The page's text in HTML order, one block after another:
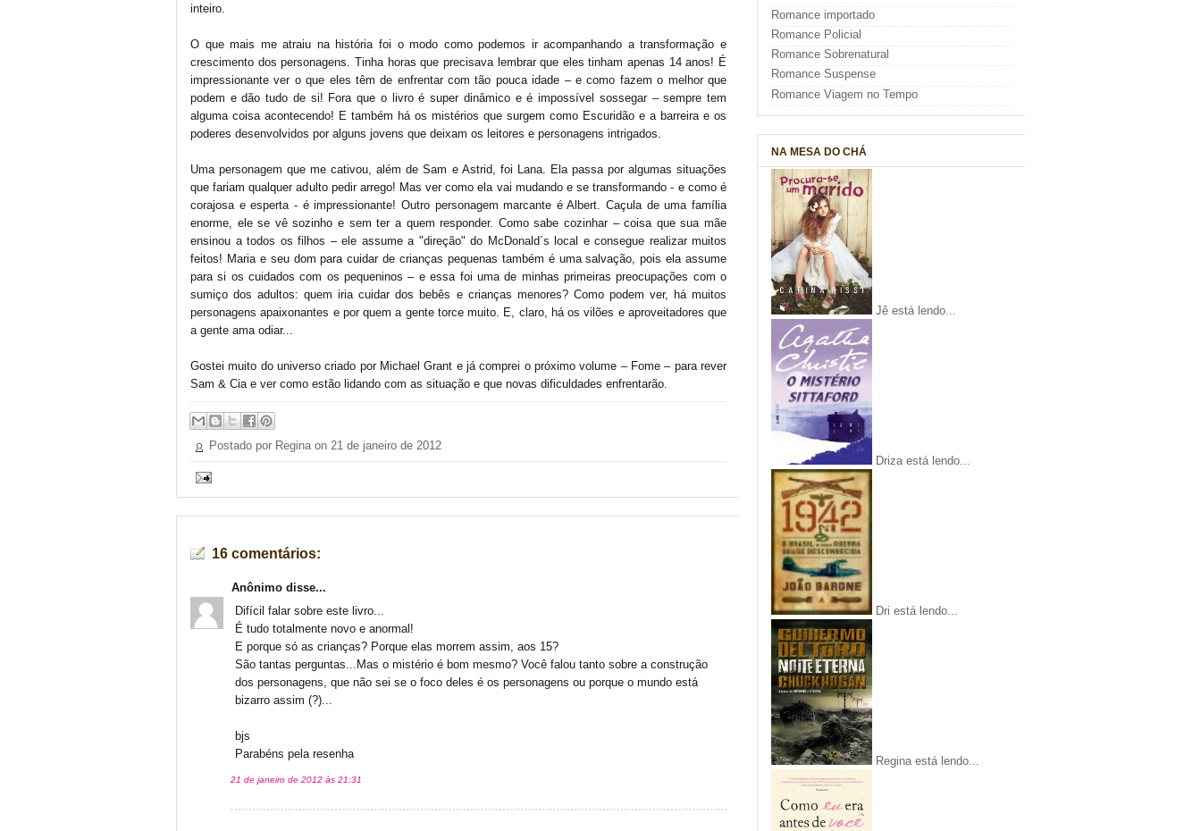
inteiro.
O que mais me atraiu na história foi o modo como podemos ir acompanhando a transformação e
crescimento dos personagens. Tinha horas que precisava lembrar que eles tinham apenas 14 anos! É
impressionante ver o que eles têm de enfrentar com tão pouca idade – e como fazem o melhor que
podem e dão tudo de si! Fora que o livro é super dinâmico e é impossível sossegar – sempre tem
alguma coisa acontecendo! E também há os mistérios que surgem como Escuridão e a barreira e os
poderes desenvolvidos por alguns jovens que deixam os leitores e personagens intrigados.
Uma personagem que me cativou, além de Sam e Astrid, foi Lana. Ela passa por algumas situações
que fariam qualquer adulto pedir arrego! Mas ver como ela vai mudando e se transformando - e como é
corajosa e esperta - é impressionante! Outro personagem marcante é Albert. Caçula de uma família
enorme, ele se vê sozinho e sem ter a quem responder. Como sabe cozinhar – coisa que sua mãe
ensinou a todos os filhos – ele assume a "direção" do McDonald´s local e consegue realizar muitos
feitos! Maria e seu dom para cuidar de crianças pequenas também é uma salvação, pois ela assume
para si os cuidados com os pequeninos – e essa foi uma de minhas primeiras preocupações com o
sumiço dos adultos: quem iria cuidar dos bebês e crianças menores? Como podem ver, há muitos
personagens apaixonantes e por quem a gente torce muito. E, claro, há os vilões e aproveitadores que
a gente ama odiar...
Gostei muito do universo criado por Michael Grant e já comprei o próximo volume – Fome – para rever
Sam & Cia e ver como estão lidando com as situação e que novas dificuldades enfrentarão.
Postado por Regina on 21 de janeiro de 2012
16 comentários:
Anônimo disse...
Difícil falar sobre este livro...
É tudo totalmente novo e anormal!
E porque só as crianças? Porque elas morrem assim, aos 15?
São tantas perguntas...Mas o mistério é bom mesmo? Você falou tanto sobre a construção
dos personagens, que não sei se o foco deles é os personagens ou porque o mundo está
bizarro assim (?)...
bjs
Parabéns pela resenha
21 de janeiro de 2012 às 21:31
Romance importado
Romance Policial
Romance Sobrenatural
Romance Suspense
Romance Viagem no Tempo
NA MESA DO CHÁ
Jê está lendo...
Driza está lendo...
Dri está lendo...
Regina está lendo...